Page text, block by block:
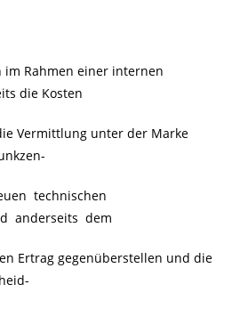
Rahmen einer internen
die Kosten
Vermittlung unter der Marke
technischen
anderseits dem
Ertrag gegenüberstellen und die